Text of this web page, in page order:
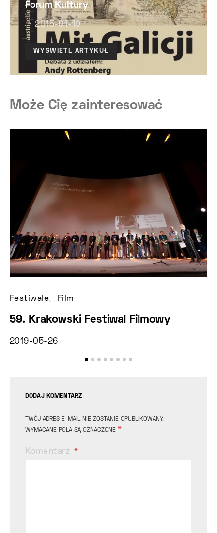
Forum Kultury
2015-01-10
WYŚWIETL ARTYKUŁ
Może Cię zainteresować
Festiwale Film
59. Krakowski Festiwal Filmowy
2019-05-26
DODAJ KOMENTARZ
TWÓJ ADRES E-MAIL NIE ZOSTANIE OPUBLIKOWANY.
WYMAGANE POLA SĄ OZNACZONE *
Komentarz